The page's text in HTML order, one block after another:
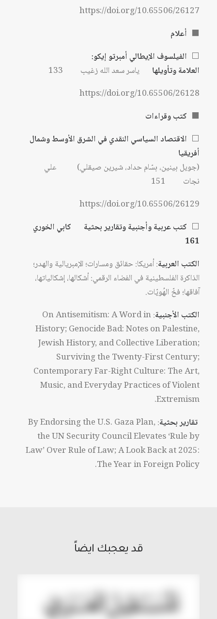
https://doi.org/10.65506/26127
⬛ أعلام
⬜ الفيلسوف الإيطالي أمبرتو إيكو:
العلامة وتأويلها ياسر سعد الله زغيب 133
https://doi.org/10.65506/26128
⬛ كتب وقراءات
⬜ الاقتصاد السياسي النقدي في الشرق الأوسط وشمال
أفريقيا
(جويل بينين، بسّام حداد، شيرين صيقلي) علي
نجات 151
https://doi.org/10.65506/26129
⬜ كتب عربية وأجنبية وتقارير بحثية كابي الخوري
161
الكتب العربية: أمريكا: حقائق ومسارات؛ الإمبريالية والهدر؛
الذاكرة الفلسطينية في الفضاء الرقمي: أشكالها، إشكالياتها،
آفاقها؛ فخّ الهُويّات.
الكتب الأجنبية : On Antisemitism: A Word in
History; Genocide Bad: Notes on Palestine,
Jewish History, and Collective Liberation;
Surviving the Twenty-First Century;
Contemporary Far-Right Culture: The Art,
Music, and Everyday Practices of Violent
Extremism.
تقارير بحثية : By Endorsing the U.S. Gaza Plan,
the UN Security Council Elevates ‘Rule by
Law’ Over Rule of Law; A Look Back at 2025:
The Year in Foreign Policy.
قد يعجبك ايضاً